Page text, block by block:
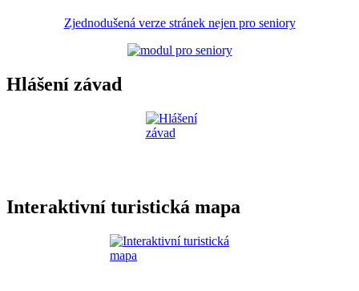
Zjednodušená verze stránek nejen pro seniory
Hlášení závad
Interaktivní turistická mapa